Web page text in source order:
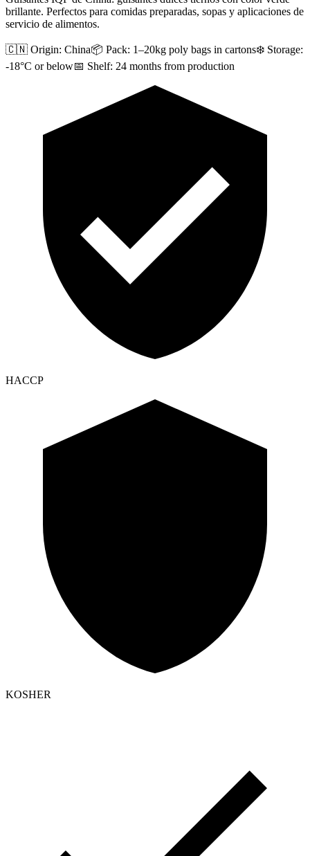
brillante. Perfectos para comidas preparadas, sopas y aplicaciones de
servicio de alimentos.
🇨🇳 Origin: China📦 Pack: 1–20kg poly bags in cartons❄️ Storage:
-18°C or below📅 Shelf: 24 months from production
HACCP
KOSHER